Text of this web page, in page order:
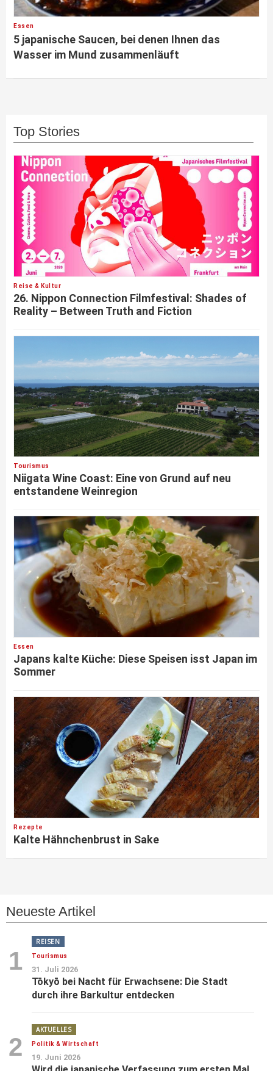
Essen
5 japanische Saucen, bei denen Ihnen das
Wasser im Mund zusammenläuft
Top Stories
Reise & Kultur
26. Nippon Connection Filmfestival: Shades of
Reality – Between Truth and Fiction
Tourismus
Niigata Wine Coast: Eine von Grund auf neu
entstandene Weinregion
Essen
Japans kalte Küche: Diese Speisen isst Japan im
Sommer
Rezepte
Kalte Hähnchenbrust in Sake
Neueste Artikel
1
REISEN
Tourismus
31. Juli 2026
Tōkyō bei Nacht für Erwachsene: Die Stadt
durch ihre Barkultur entdecken
2
AKTUELLES
Politik & Wirtschaft
19. Juni 2026